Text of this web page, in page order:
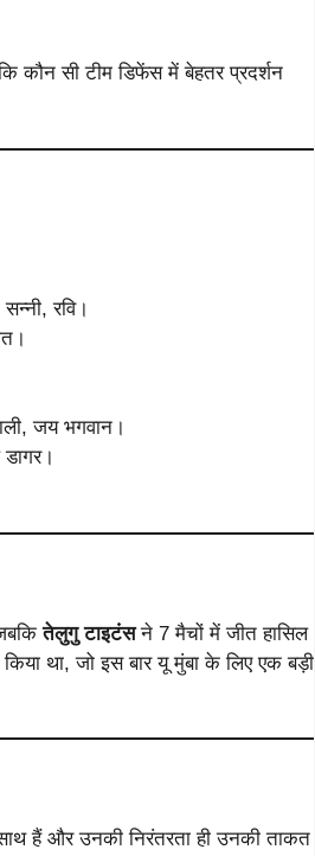
कौन सी टीम डिफेंस में बेहतर प्रदर्शन
रवि।
जय भगवान।
तेलुगु टाइटंसने 7 मैचों में जीत हासिल
किया था, जो इस बार यू मुंबा के लिए एक बड़ी
हैं और उनकी निरंतरता ही उनकी ताकत